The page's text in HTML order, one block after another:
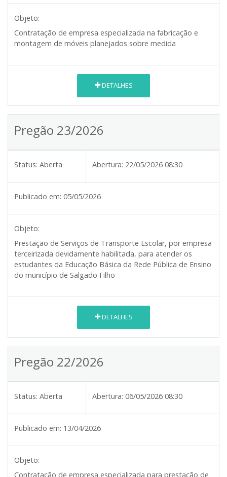
Objeto:
Contratação de empresa especializada na fabricação e
montagem de móveis planejados sobre medida
DETALHES
Pregão 23/2026
Status: Aberta Abertura: 22/05/2026 08:30
Publicado em: 05/05/2026
Objeto:
Prestação de Serviços de Transporte Escolar, por empresa
terceirizada devidamente habilitada, para atender os
estudantes da Educação Básica da Rede Pública de Ensino
do município de Salgado Filho
DETALHES
Pregão 22/2026
Status: Aberta Abertura: 06/05/2026 08:30
Publicado em: 13/04/2026
Objeto:
Contratação de empresa especializada para prestação de